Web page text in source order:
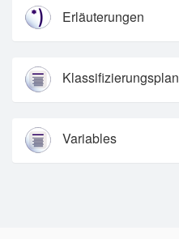
Erläuterungen
Klassifizierungsplan
Variables